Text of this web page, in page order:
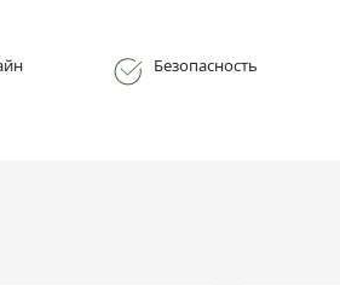
Безопасность